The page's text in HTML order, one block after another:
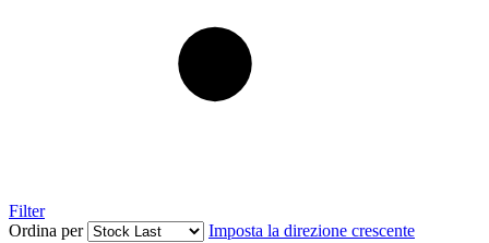
Filter
Ordina per
Imposta la direzione crescente